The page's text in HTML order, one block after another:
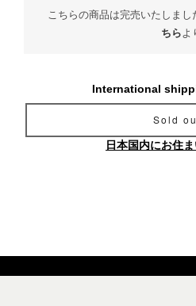
こちらの商品は完売いたしま
ちら よ
International
Sold
日本国内にお住